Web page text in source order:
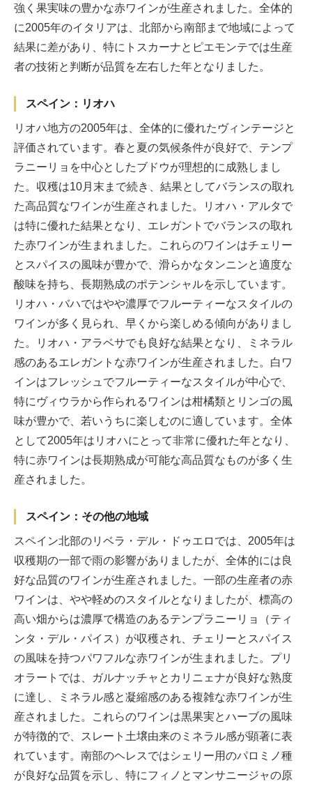
強く果実味の豊かな赤ワインが生産されました。全体的
に2005年のイタリアは、北部から南部まで地域によって
結果に差があり、特にトスカーナとピエモンテでは生産
者の技術と判断が品質を左右した年となりました。
スペイン：リオハ
リオハ地方の2005年は、全体的に優れたヴィンテージと
評価されています。春と夏の気候条件が良好で、テンプ
ラニーリョを中心としたブドウが理想的に成熟しまし
た。収穫は10月末まで続き、結果としてバランスの取れ
た高品質なワインが生産されました。リオハ・アルタで
は特に優れた結果となり、エレガントでバランスの取れ
た赤ワインが生まれました。これらのワインはチェリー
とスパイスの風味が豊かで、滑らかなタンニンと適度な
酸味を持ち、長期熟成のポテンシャルを示しています。
リオハ・バハではやや濃厚でフルーティーなスタイルの
ワインが多く見られ、早くから楽しめる傾向がありまし
た。リオハ・アラベサでも良好な結果となり、ミネラル
感のあるエレガントな赤ワインが生産されました。白ワ
インはフレッシュでフルーティーなスタイルが中心で、
特にヴィウラから作られるワインは柑橘類とリンゴの風
味が豊かで、若いうちに楽しむのに適しています。全体
として2005年はリオハにとって非常に優れた年となり、
特に赤ワインは長期熟成が可能な高品質なものが多く生
産されました。
スペイン：その他の地域
スペイン北部のリベラ・デル・ドゥエロでは、2005年は
収穫期の一部で雨の影響がありましたが、全体的には良
好な品質のワインが生産されました。一部の生産者の赤
ワインは、やや軽めのスタイルとなりましたが、標高の
高い畑からは濃厚で構造のあるテンプラニーリョ（ティ
ンタ・デル・パイス）が収穫され、チェリーとスパイス
の風味を持つパワフルな赤ワインが生まれました。プリ
オラートでは、ガルナッチャとカリニェナが良好な熟度
に達し、ミネラル感と凝縮感のある複雑な赤ワインが生
産されました。これらのワインは黒果実とハーブの風味
が特徴的で、スレート土壌由来のミネラル感が顕著に表
れています。南部のヘレスではシェリー用のパロミノ種
が良好な品質を示し、特にフィノとマンサニージャの原